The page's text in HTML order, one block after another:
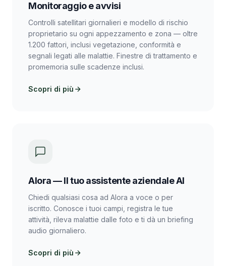
Monitoraggio e avvisi
Controlli satellitari giornalieri e modello di rischio
proprietario su ogni appezzamento e zona — oltre
1.200 fattori, inclusi vegetazione, conformità e
segnali legati alle malattie. Finestre di trattamento e
promemoria sulle scadenze inclusi.
Scopri di più
Alora — Il tuo assistente aziendale AI
Chiedi qualsiasi cosa ad Alora a voce o per
iscritto. Conosce i tuoi campi, registra le tue
attività, rileva malattie dalle foto e ti dà un briefing
audio giornaliero.
Scopri di più